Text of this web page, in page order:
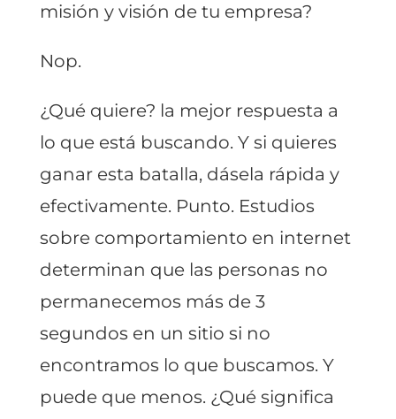
misión y visión de tu empresa?
Nop.
¿Qué quiere? la mejor respuesta a
lo que está buscando. Y si quieres
ganar esta batalla, dásela rápida y
efectivamente. Punto. Estudios
sobre comportamiento en internet
determinan que las personas no
permanecemos más de 3
segundos en un sitio si no
encontramos lo que buscamos. Y
puede que menos. ¿Qué significa